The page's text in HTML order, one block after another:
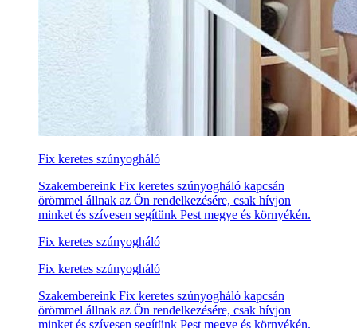
Fix keretes szúnyogháló
Szakembereink Fix keretes szúnyogháló kapcsán
örömmel állnak az Ön rendelkezésére, csak hívjon
minket és szívesen segítünk Pest megye és környékén.
Fix keretes szúnyogháló
Fix keretes szúnyogháló
Szakembereink Fix keretes szúnyogháló kapcsán
örömmel állnak az Ön rendelkezésére, csak hívjon
minket és szívesen segítünk Pest megye és környékén.